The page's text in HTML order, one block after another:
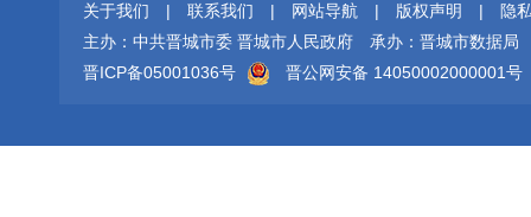
关于我们 | 联系我们 | 网站导航 | 版权声明 |
隐
主办：中共晋城市委 晋城市人民政府
承办：晋城市数据局
晋ICP备05001036号
晋公网安备 14050002000001号